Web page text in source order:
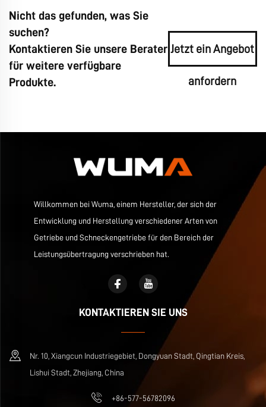
Nicht das gefunden, was Sie
suchen?
Kontaktieren Sie unsere Berater
für weitere verfügbare
Produkte.
Jetzt ein Angebot
anfordern
Willkommen bei Wuma, einem Hersteller, der sich der
Entwicklung und Herstellung verschiedener Arten von
Getriebe und Schneckengetriebe für den Bereich der
Leistungsübertragung verschrieben hat.
KONTAKTIEREN SIE UNS
Nr. 10, Xiangcun Industriegebiet, Dongyuan Stadt, Qingtian Kreis,
Lishui Stadt, Zhejiang, China
+86-577-56782096